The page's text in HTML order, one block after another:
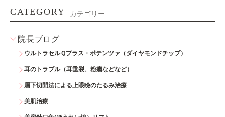
CATEGORY カテゴリー
院長ブログ
ウルトラセルＱプラス・ポテンツァ（ダイヤモンドチップ）
耳のトラブル（耳垂裂、粉瘤などなど）
眉下切開法による上眼瞼のたるみ治療
美肌治療